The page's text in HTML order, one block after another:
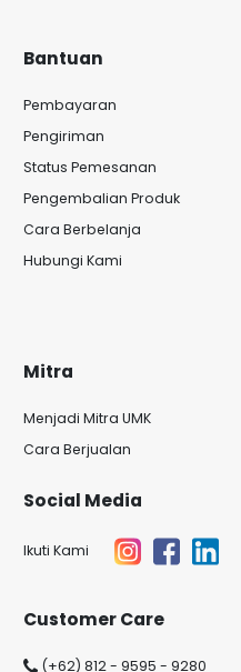
Bantuan
Pembayaran
Pengiriman
Status Pemesanan
Pengembalian Produk
Cara Berbelanja
Hubungi Kami
Mitra
Menjadi Mitra UMK
Cara Berjualan
Social Media
Ikuti Kami
Customer Care
(+62) 812 - 9595 - 9280